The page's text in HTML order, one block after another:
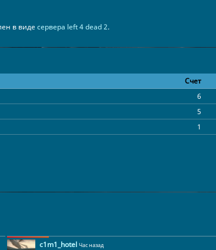
в видесервера left 4 dead 2.
Счет
6
5
1
c1m1_hotel Час назад